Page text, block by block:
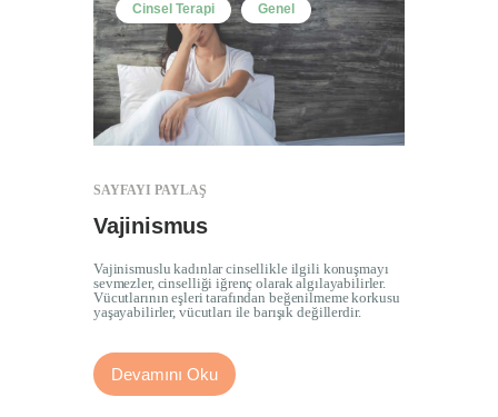
Cinsel Terapi Genel
SAYFAYI PAYLAŞ
Vajinismus
Vajinismuslu kadınlar cinsellikle ilgili konuşmayı
sevmezler, cinselliği iğrenç olarak algılayabilirler.
Vücutlarının eşleri tarafından beğenilmeme korkusu
yaşayabilirler, vücutları ile barışık değillerdir.
Devamını Oku